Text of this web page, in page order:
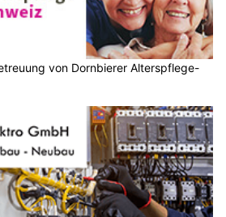
von Dornbierer Alterspflege-